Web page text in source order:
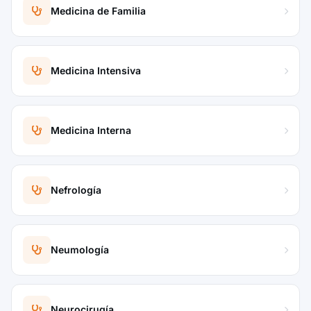
Medicina de Familia
Medicina Intensiva
Medicina Interna
Nefrología
Neumología